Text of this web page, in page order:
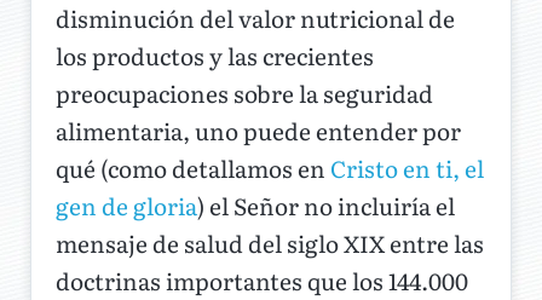
disminución del valor nutricional de
los productos y las crecientes
preocupaciones sobre la seguridad
alimentaria, uno puede entender por
qué (como detallamos en Cristo en ti, el
gen de gloria) el Señor no incluiría el
mensaje de salud del siglo XIX entre las
doctrinas importantes que los 144.000